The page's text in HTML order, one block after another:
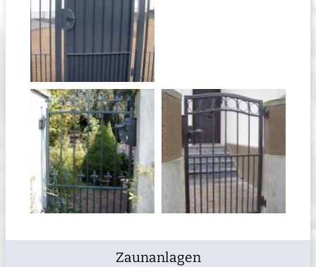
Zaunanlagen